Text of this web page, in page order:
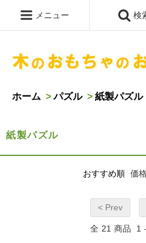
メニュー 検
ホーム >パズル > 紙製パズル
紙製パズル
おすすめ順 価
< Prev
全 21 商品 1 -